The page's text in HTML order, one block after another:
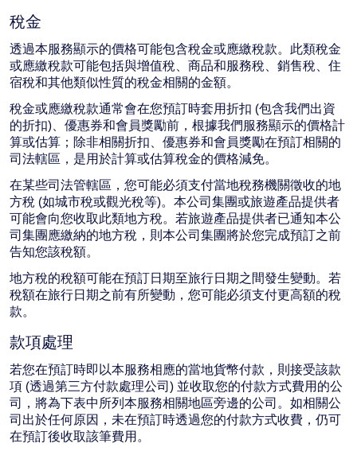
稅金
透過本服務顯示的價格可能包含稅金或應繳稅款。此類稅金
或應繳稅款可能包括與增值稅、商品和服務稅、銷售稅、住
宿稅和其他類似性質的稅金相關的金額。
稅金或應繳稅款通常會在您預訂時套用折扣 (包含我們出資
的折扣)、優惠券和會員獎勵前，根據我們服務顯示的價格計
算或估算；除非相關折扣、優惠券和會員獎勵在預訂相關的
司法轄區，是用於計算或估算稅金的價格減免。
在某些司法管轄區，您可能必須支付當地稅務機關徵收的地
方稅 (如城市稅或觀光稅等)。本公司集團或旅遊產品提供者
可能會向您收取此類地方稅。若旅遊產品提供者已通知本公
司集團應繳納的地方稅，則本公司集團將於您完成預訂之前
告知您該稅額。
地方稅的稅額可能在預訂日期至旅行日期之間發生變動。若
稅額在旅行日期之前有所變動，您可能必須支付更高額的稅
款。
款項處理
若您在預訂時即以本服務相應的當地貨幣付款，則接受該款
項 (透過第三方付款處理公司) 並收取您的付款方式費用的公
司，將為下表中所列本服務相關地區旁邊的公司。如相關公
司出於任何原因，未在預訂時透過您的付款方式收費，仍可
在預訂後收取該筆費用。